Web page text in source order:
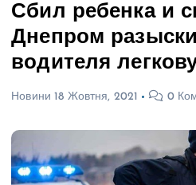
Сбил ребенка и
Днепром
водителя
Новини 18 Жовтня, 2021 0